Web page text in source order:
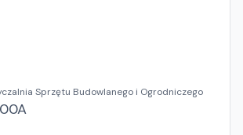
Sprzętu Budowlanego i Ogrodniczego